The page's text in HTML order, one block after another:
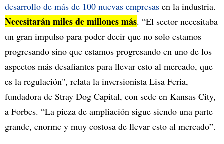
desarrollo de más de 100 nuevas empresas en la industria.
Necesitarán miles de millones más. “El sector necesitaba
un gran impulso para poder decir que no solo estamos
progresando sino que estamos progresando en uno de los
aspectos más desafiantes para llevar esto al mercado, que
es la regulación", relata la inversionista Lisa Feria,
fundadora de Stray Dog Capital, con sede en Kansas City,
a Forbes. “La pieza de ampliación sigue siendo una parte
grande, enorme y muy costosa de llevar esto al mercado”.